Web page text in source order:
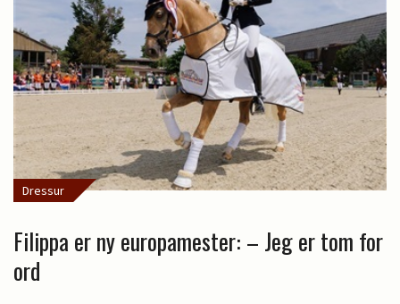
Dressur
Filippa er ny europamester: – Jeg er tom for
ord